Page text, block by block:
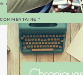
Votre adresse e-mail ne sera pas publiée.
COMMENTAIRE *